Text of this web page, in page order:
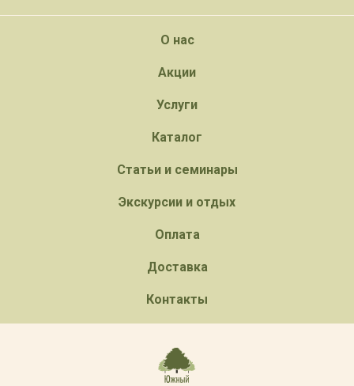
О нас
Акции
Услуги
Каталог
Статьи и семинары
Экскурсии и отдых
Оплата
Доставка
Контакты